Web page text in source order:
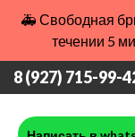
🚑 Свободная
течении 5
8 (927) 715-99-